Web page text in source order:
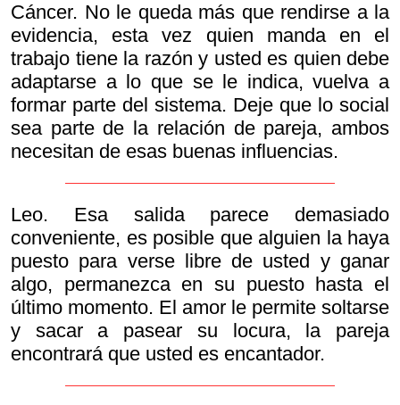
Cáncer. No le queda más que rendirse a la
evidencia, esta vez quien manda en el
trabajo tiene la razón y usted es quien debe
adaptarse a lo que se le indica, vuelva a
formar parte del sistema. Deje que lo social
sea parte de la relación de pareja, ambos
necesitan de esas buenas influencias.
Leo. Esa salida parece demasiado
conveniente, es posible que alguien la haya
puesto para verse libre de usted y ganar
algo, permanezca en su puesto hasta el
último momento. El amor le permite soltarse
y sacar a pasear su locura, la pareja
encontrará que usted es encantador.